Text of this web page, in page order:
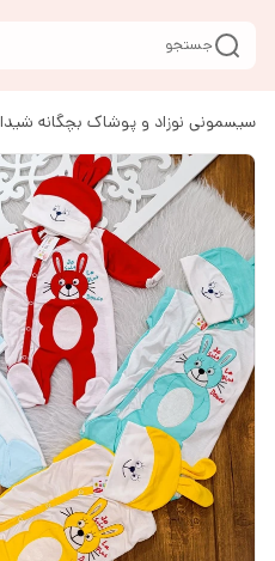
جستجو
سیسمونی نوزاد و پوشاک بچگانه شیدا